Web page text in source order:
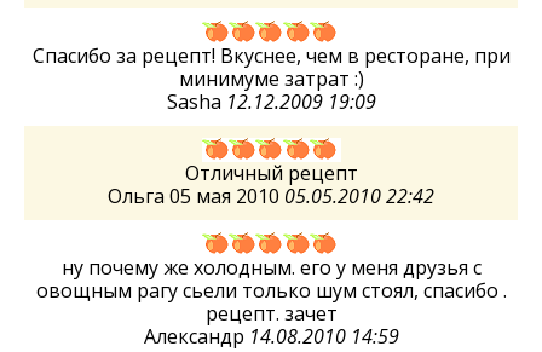
Спасибо за рецепт! Вкуснее, чем в ресторане, при
минимуме затрат :)
Sasha 12.12.2009 19:09
Отличный рецепт
Ольга 05 мая 2010 05.05.2010 22:42
ну почему же холодным. его у меня друзья с
овощным рагу сьели только шум стоял, спасибо .
рецепт. зачет
Александр 14.08.2010 14:59